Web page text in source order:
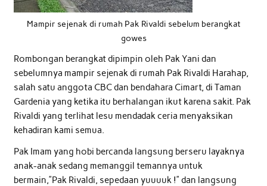
Mampir sejenak di rumah Pak Rivaldi sebelum berangkat
gowes
Rombongan berangkat dipimpin oleh Pak Yani dan
sebelumnya mampir sejenak di rumah Pak Rivaldi Harahap,
salah satu anggota CBC dan bendahara Cimart, di Taman
Gardenia yang ketika itu berhalangan ikut karena sakit. Pak
Rivaldi yang terlihat lesu mendadak ceria menyaksikan
kehadiran kami semua.
Pak Imam yang hobi bercanda langsung berseru layaknya
anak-anak sedang memanggil temannya untuk
bermain,”Pak Rivaldi, sepedaan yuuuuk !” dan langsung